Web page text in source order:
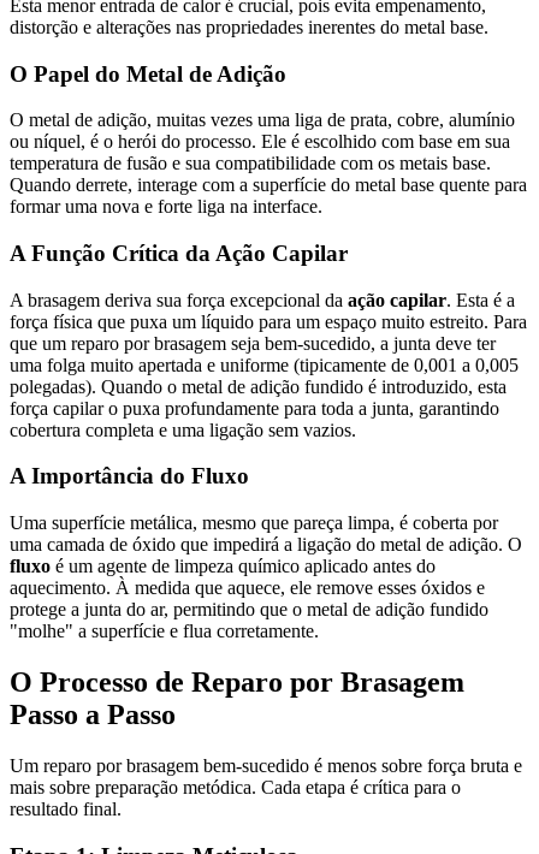
Esta menor entrada de calor é crucial, pois evita empenamento,
distorção e alterações nas propriedades inerentes do metal base.
O Papel do Metal de Adição
O metal de adição, muitas vezes uma liga de prata, cobre, alumínio
ou níquel, é o herói do processo. Ele é escolhido com base em sua
temperatura de fusão e sua compatibilidade com os metais base.
Quando derrete, interage com a superfície do metal base quente para
formar uma nova e forte liga na interface.
A Função Crítica da Ação Capilar
A brasagem deriva sua força excepcional da ação capilar. Esta é a
força física que puxa um líquido para um espaço muito estreito. Para
que um reparo por brasagem seja bem-sucedido, a junta deve ter
uma folga muito apertada e uniforme (tipicamente de 0,001 a 0,005
polegadas). Quando o metal de adição fundido é introduzido, esta
força capilar o puxa profundamente para toda a junta, garantindo
cobertura completa e uma ligação sem vazios.
A Importância do Fluxo
Uma superfície metálica, mesmo que pareça limpa, é coberta por
uma camada de óxido que impedirá a ligação do metal de adição. O
fluxo é um agente de limpeza químico aplicado antes do
aquecimento. À medida que aquece, ele remove esses óxidos e
protege a junta do ar, permitindo que o metal de adição fundido
"molhe" a superfície e flua corretamente.
O Processo de Reparo por Brasagem
Passo a Passo
Um reparo por brasagem bem-sucedido é menos sobre força bruta e
mais sobre preparação metódica. Cada etapa é crítica para o
resultado final.